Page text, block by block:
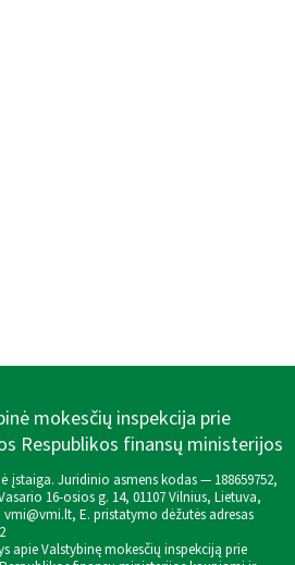
mokesčių inspekcija prie
Respublikos finansų ministerijos
įstaiga. Juridinio asmens kodas — 188659752,
16-osios g. 14, 01107 Vilnius, Lietuva,
vmi@vmi.lt, E. pristatymo dėžutės adresas
apie Valstybinę mokesčių inspekciją prie